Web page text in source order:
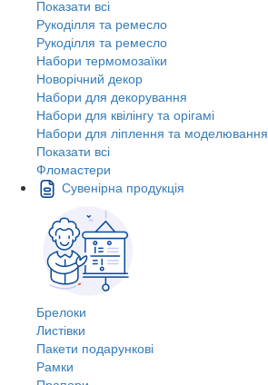
Показати всі
Рукоділля та ремесло
Рукоділля та ремесло
Набори термомозаїки
Новорічний декор
Набори для декорування
Набори для квілінгу та орігамі
Набори для ліплення та моделювання
Показати всі
Фломастери
Сувенірна продукція
Брелоки
Листівки
Пакети подарункові
Рамки